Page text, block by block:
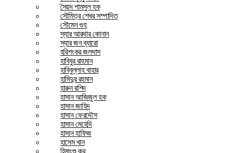
সৈয়দ শামসুল হক
সৌমিত্র শেখর সম্পাদিত
সৌমেন গুহ
স্যার আরথার কোনান
স্যার জন ব্যারো
হরিশংকর জলদাস
হাবিবুর রাহমান
হাবিবুল্লাহ বাহার
হামিদুর রহমান
হারুন রশিদ
হাসান আজিজুল হক
হাসান জাহিদ
হাসান ফেরদৌস
হাসান মেহেদি
হাসান হাফিজ
হাসেম খান